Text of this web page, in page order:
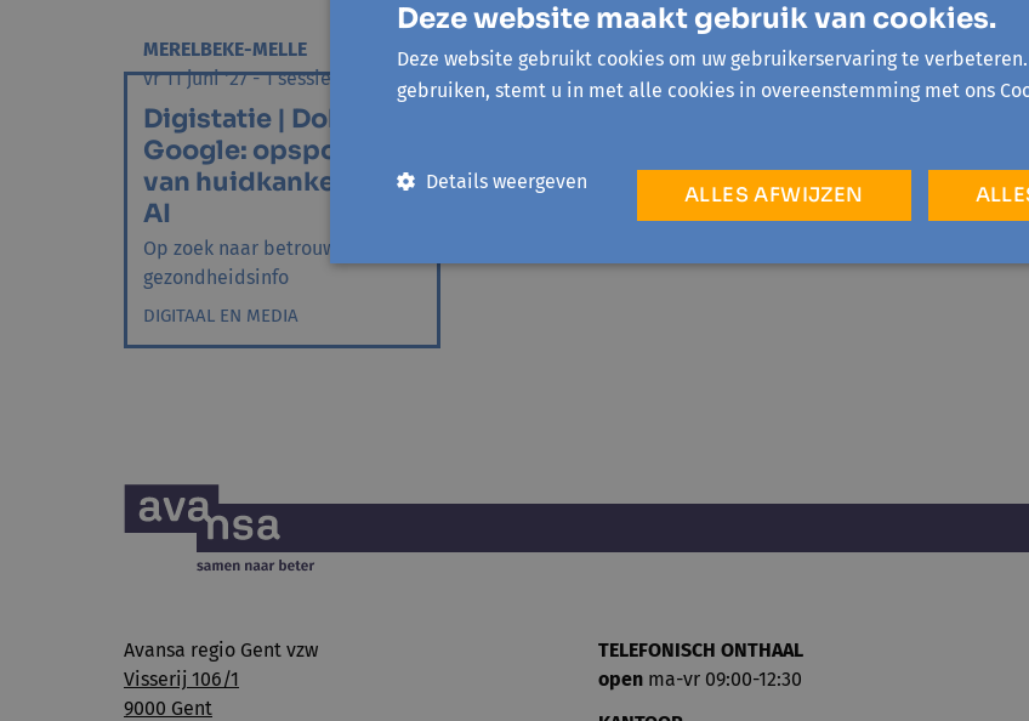
MERELBEKE-MELLE
vr 11 juni '27 - 1 sessie
Digistatie | Dokter
Google: opsporen
van huidkanker met
AI
Op zoek naar betrouwbare
gezondheidsinfo
DIGITAAL EN MEDIA
Avansa regio Gent vzw
Visserij 106/1
9000 Gent
TELEFONISCH ONTHAAL
openma-vr 09:00-12:30
Deze website maakt gebruik van cookies.
Deze website gebruikt cookies om uw gebruikerservaring te
gebruiken, stemt u in met alle cookies in overeenstemming met ons
ALLES AFWIJZEN
Details weergeven